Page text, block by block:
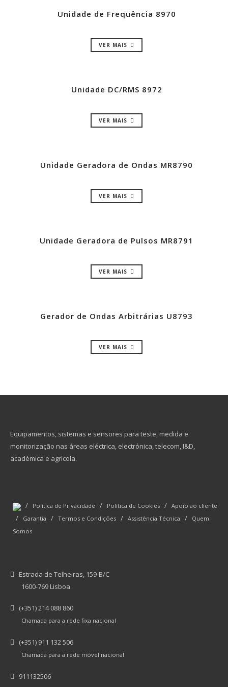
Unidade de Frequência 8970
VER MAIS
Unidade DC/RMS 8972
VER MAIS
Unidade Geradora de Ondas MR8790
VER MAIS
Unidade Geradora de Pulsos MR8791
VER MAIS
Gerador de Ondas Arbitrárias U8793
VER MAIS
Equipamentos, sistemas e sensores para teste, medida e
monitorização nas áreas eléctrica, electrónica, telecom, I&D,
académica e agrícola.
/ Política de Privacidade / Política de Cookies / Apoio ao cliente
/ Garantia / Termos e Condições / Assistência Técnica /
Quem
Somos
Estrada de Telheiras, 159-B/C
1600-769 Lisboa
(+351) 214 088 860
Chamada para a rede fixa nacional
(+351) 911 132 506
Chamada para a rede móvel nacional
911132506